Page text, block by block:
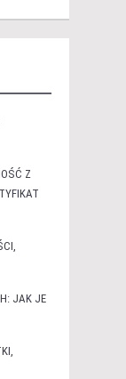
Z
JAK JE